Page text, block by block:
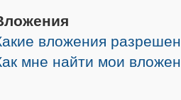
вложения
мне найти мои